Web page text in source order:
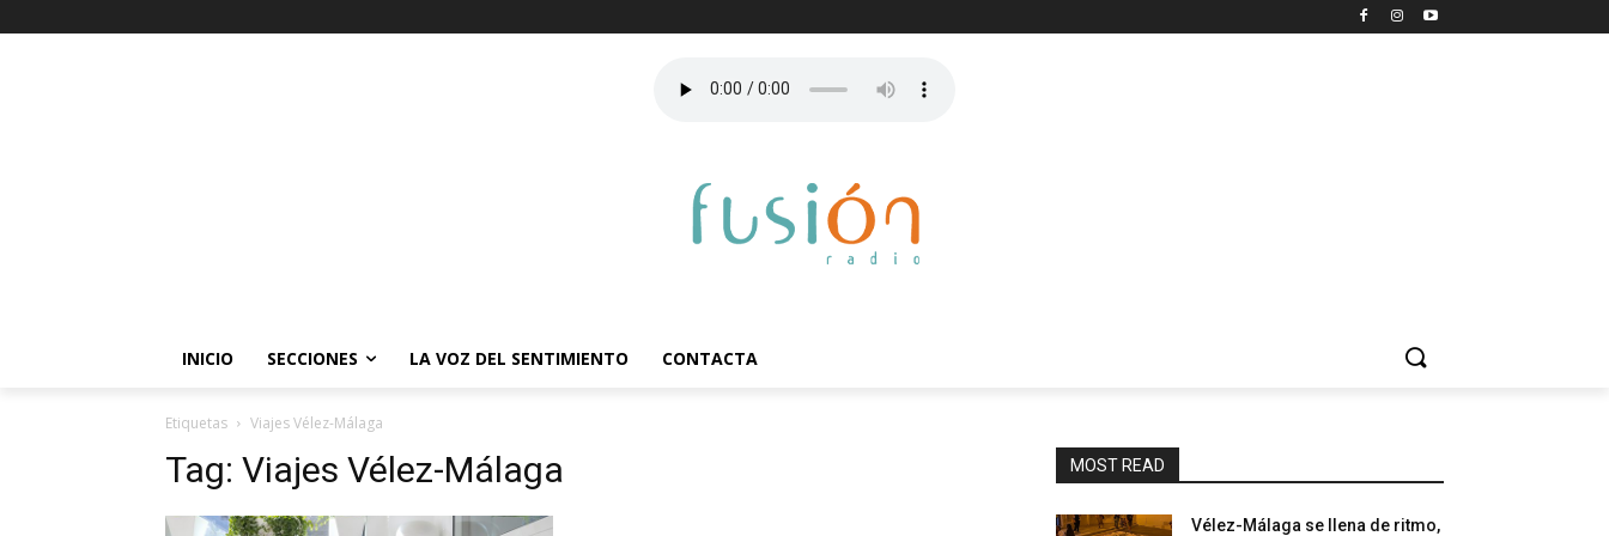
INICIO SECCIONES LA VOZ DEL SENTIMIENTO CONTACTA
Etiquetas Viajes Vélez-Málaga
Tag: Viajes Vélez-Málaga MOST READ
Vélez-Málaga se llena de ritmo,